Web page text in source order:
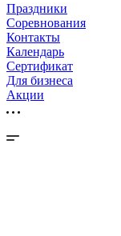
Праздники
Соревнования
Контакты
Календарь
Сертификат
Для бизнеса
Акции